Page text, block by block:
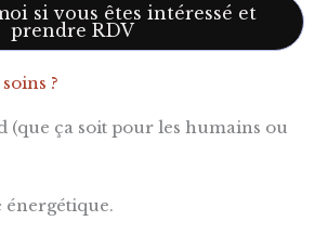
si vous êtes intéressé et
prendre RDV
?
(que ça soit pour les humains ou